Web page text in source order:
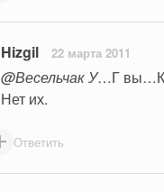
Hizgil 22 марта 2011
@Весельчак У…Г
Нет их.
Ответить